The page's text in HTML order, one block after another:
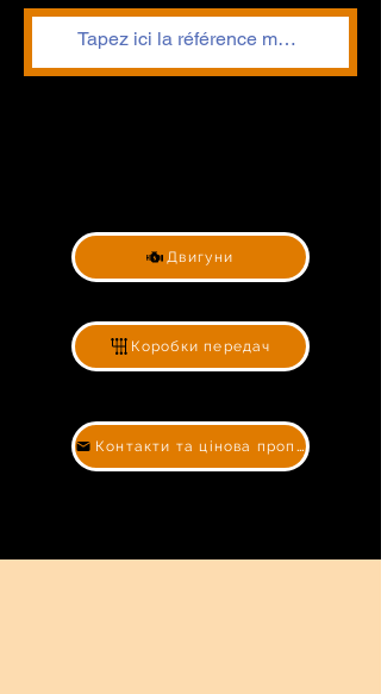
Двигуни
Коробки передач
Контакти та цінова пропозиція